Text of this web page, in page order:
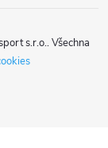
s.r.o.. Všechna